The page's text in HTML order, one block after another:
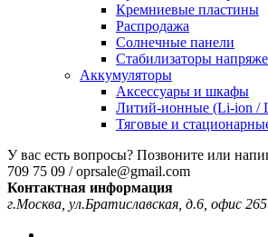
Кремниевые пластины
Распродажа
Солнечные панели
Стабилизаторы
Аккумуляторы
Аксессуары и шкафы
Литий-ионные (Li-ion /
Тяговые и
У вас есть вопросы? Позвоните или
709 75 09 / oprsale@gmail.com
Контактная информация
г.Москва, ул.Братиславская, д.6, офис 265